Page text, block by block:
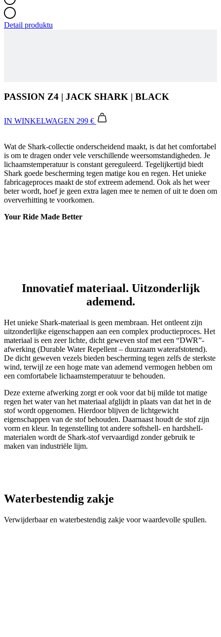
Wat de Shark-collectie onderscheidend maakt, is dat het comfortabel
is om te dragen onder vele verschillende weersomstandigheden. Je
lichaamstemperatuur is constant gereguleerd. Tegelijkertijd biedt
beter wordt, hoef je geen extra lagen mee te nemen of uit te doen om
oververhitting te voorkomen.
Your Ride Made Better
uitzonderlijke eigenschappen aan een complex productieproces. Het
materiaal is een zeer lichte, dicht geweven stof met een “DWR”-
afwerking (Durable Water Repellent – duurzaam waterafstotend).
wind, terwijl ze een hoge mate van ademend vermogen hebben om
een comfortabele lichaamstemperatuur te behouden.
Deze externe afwerking zorgt er ook voor dat bij milde tot matige
regen het water van het materiaal afglijdt in plaats van dat het in de
stof wordt opgenomen. Hierdoor blijven de lichtgewicht
eigenschappen van de stof behouden. Daarnaast houdt de stof zijn
materialen wordt de Shark-stof vervaardigd zonder gebruik te
maken van industriële lijm.